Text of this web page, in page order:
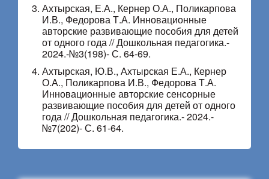
Ахтырская, Е.А., Кернер О.А., Поликарпова
И.В., Федорова Т.А. Инновационные
авторские развивающие пособия для детей
от одного года // Дошкольная педагогика.-
2024.-№3(198)- С. 64-69.
Ахтырская, Ю.В., Ахтырская Е.А., Кернер
О.А., Поликарпова И.В., Федорова Т.А.
Инновационные авторские сенсорные
развивающие пособия для детей от одного
года // Дошкольная педагогика.- 2024.-
№7(202)- С. 61-64.